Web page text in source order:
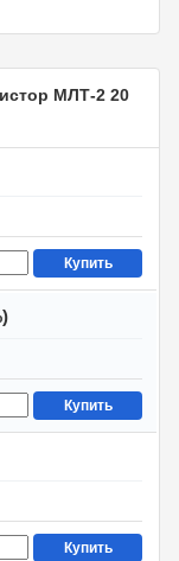
МЛТ-2 20
Купить
Купить
Купить